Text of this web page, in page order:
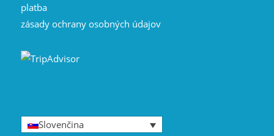
platba
zásady ochrany osobných údajov
Slovenčina